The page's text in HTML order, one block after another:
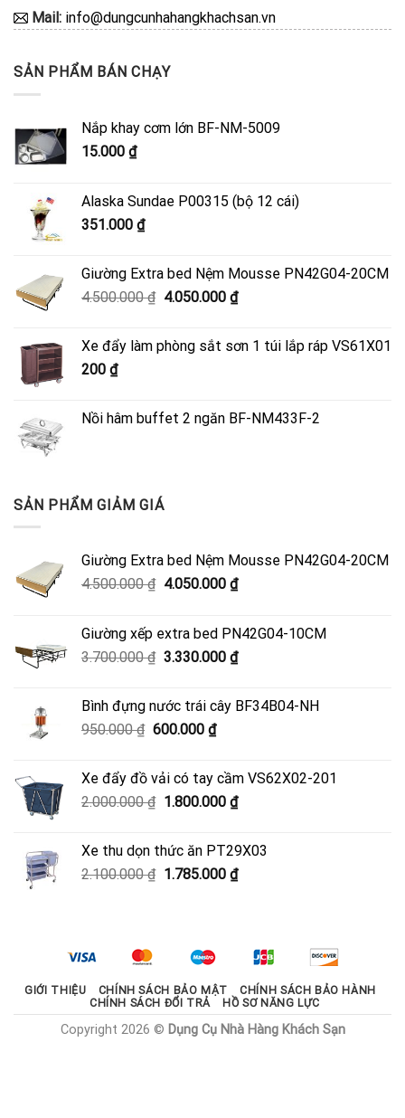
Mail: info@dungcunhahangkhachsan.vn
SẢN PHẨM BÁN CHẠY
Nắp khay cơm lớn BF-NM-5009
15.000 ₫
Alaska Sundae P00315 (bộ 12 cái)
351.000 ₫
Giường Extra bed Nệm Mousse PN42G04-20CM
4.500.000₫ Giá
4.500.000 ₫.
4.050.000 ₫Giá
là:
Xe đẩy làm phòng sắt sơn 1 túi lắp ráp VS61X01
200 ₫
Nồi hâm buffet 2 ngăn BF-NM433F-2
SẢN PHẨM GIẢM GIÁ
Giường Extra bed Nệm Mousse PN42G04-20CM
4.500.000₫ Giá
4.500.000 ₫.
4.050.000 ₫Giá
là:
4.050.000 ₫.
Giường xếp extra bed PN42G04-10CM
3.700.000₫ Giá
3.700.000 ₫.
3.330.000 ₫Giá
là:
Bình đựng nước trái cây BF34B04-NH
950.000₫ Giá
950.000 ₫.
600.000 ₫Giá
là:
600.000 ₫.
Xe đẩy đồ vải có tay cầm VS62X02-201
2.000.000₫ Giá
2.000.000 ₫.
1.800.000 ₫Giá
là:
1.800.000 ₫.
Xe thu dọn thức ăn PT29X03
2.100.000₫ Giá
1.785.000 ₫Giá
1.785.000 ₫.
GIỚI THIỆU CHÍNH SÁCH BẢO MẬT
CHÍNH SÁCH BẢO HÀNH
CHÍNH SÁCH ĐỔI TRẢ
HỒ SƠ NĂNG LỰC
Copyright 2026 © Dụng Cụ Nhà Hàng Khách Sạn